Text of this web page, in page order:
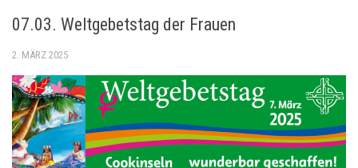
07.03. Weltgebetstag der Frauen
2. MÄRZ 2025